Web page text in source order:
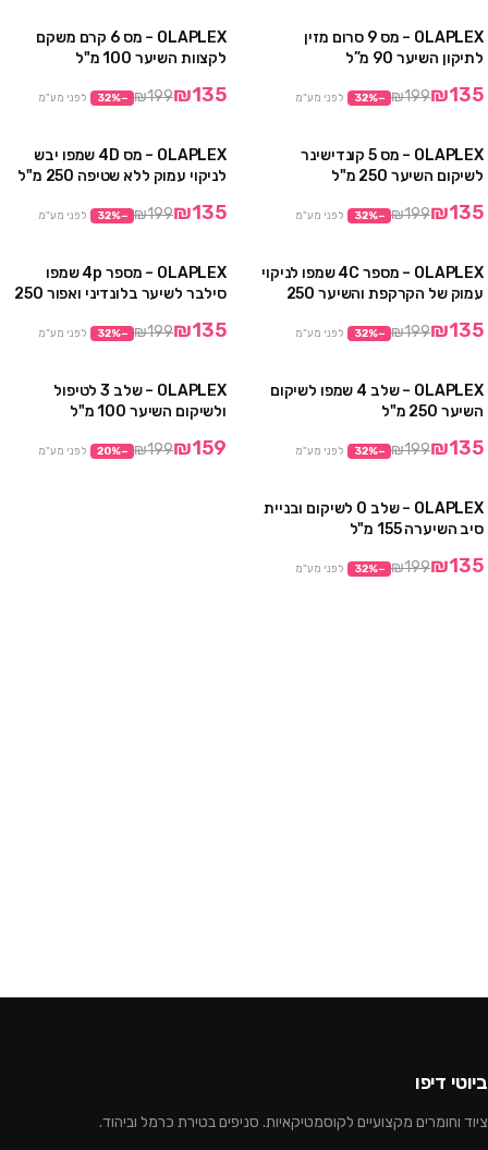
OLAPLEX – מס 9 סרום מזין
לתיקון השיער 90 מ”ל
₪135
₪199
−
32% לפני מע"מ
OLAPLEX – מס 6 קרם משקם
לקצוות השיער 100 מ"ל
₪135
₪199
−
32% לפני מע"מ
OLAPLEX – מס 5 קונדישינר
לשיקום השיער 250 מ"ל
₪135
₪199
−
32% לפני מע"מ
מבצע
OLAPLEX – מס 4D שמפו יבש
לניקוי עמוק ללא שטיפה 250 מ"ל
₪135
₪199
−
32% לפני מע"מ
מבצע
OLAPLEX – מספר 4C שמפו לניקוי
עמוק של הקרקפת והשיער 250
₪135
₪199
−
32% לפני מע"מ
מבצע
OLAPLEX – מספר 4p שמפו
סילבר לשיער בלונדיני ואפור 250
₪135
₪199
−
32% לפני מע"מ
OLAPLEX – שלב 4 שמפו לשיקום
השיער 250 מ"ל
₪135
₪199
−
32% לפני מע"מ
OLAPLEX – שלב 3 לטיפול
ולשיקום השיער 100 מ"ל
₪159
₪199
−
20% לפני מע"מ
OLAPLEX – שלב 0 לשיקום ובניית
סיב השיערה 155 מ"ל
₪135
₪199
−
32% לפני מע"מ
ביוטי דיפו
ציוד וחומרים מקצועיים לקוסמטיקאיות. סניפים בטירת כרמל וביהוד.